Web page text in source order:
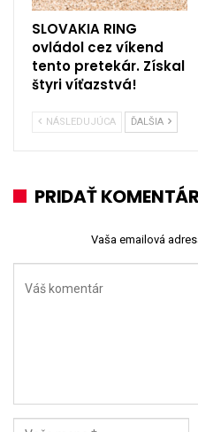
SLOVAKIA RING
ovládol cez víkend
tento pretekár. Získal
štyri víťazstvá!
NÁSLEDUJÚCA ĎALŠIA
PRIDAŤ KOMENTÁR
Vaša emailová